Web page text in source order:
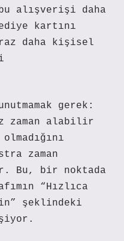
alışverişi daha
kartını
daha kişisel
gerek:
zaman alabilir
zaman
Bu, bir noktada
“Hızlıca
şeklindeki